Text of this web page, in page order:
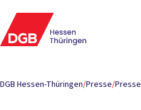
DGB Hessen-Thüringen/Presse/